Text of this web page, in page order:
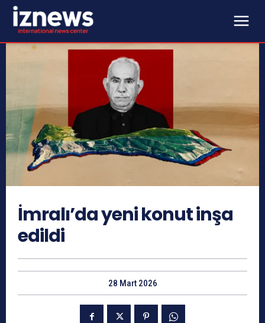
İmralı’da yeni konut inşa
edildi
28 Mart 2026